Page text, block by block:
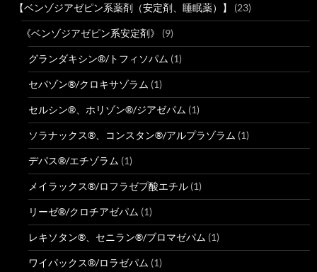
【ベンゾジアゼピン系薬剤（安定剤、睡眠薬）】 (23)
《ベンゾジアゼピン系安定剤》 (9)
グランダキシン®/トフィソパム (1)
セパゾン®/クロキサゾラム (1)
セルシン®、ホリゾン®/ジアゼパム (1)
ソラナックス®、コンスタン®/アルプラゾラム (1)
デパス®/エチゾラム (1)
メイラックス®/ロフラゼプ酸エチル (1)
リーゼ®/クロチアゼパム (1)
レキソタン®、セニラン®/ブロマゼパム (1)
ワイパックス®/ロラゼパム (1)